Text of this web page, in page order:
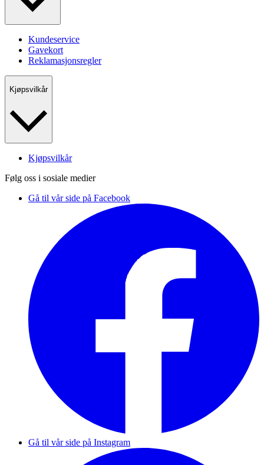
Kundeservice
Gavekort
Reklamasjonsregler
Kjøpsvilkår
Kjøpsvilkår
Følg oss i sosiale medier
Gå til vår side på Facebook
Gå til vår side på Instagram